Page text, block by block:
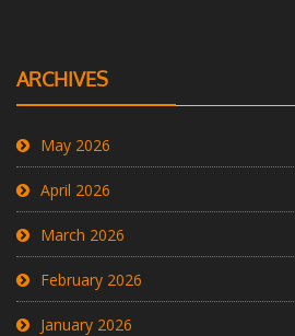
ARCHIVES
May 2026
April 2026
March 2026
February 2026
January 2026